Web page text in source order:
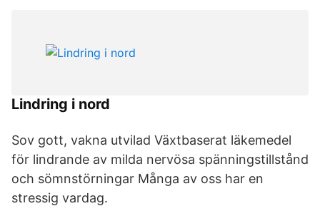
Lindring i nord
Sov gott, vakna utvilad Växtbaserat läkemedel
för lindrande av milda nervösa spänningstillstånd
och sömnstörningar Många av oss har en
stressig vardag.